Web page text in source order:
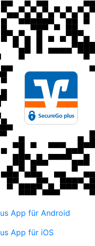
App für Android
App für iOS